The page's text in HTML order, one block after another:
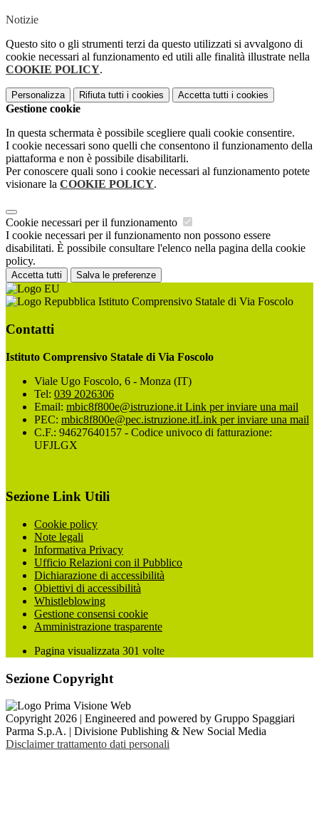
Notizie
Questo sito o gli strumenti terzi da questo utilizzati si avvalgono di
cookie necessari al funzionamento ed utili alle finalità illustrate nella
COOKIE POLICY.
Personalizza Rifiuta tutti i cookies Accetta tutti i cookies
Gestione cookie
In questa schermata è possibile scegliere quali cookie consentire.
I cookie necessari sono quelli che consentono il funzionamento della
piattaforma e non è possibile disabilitarli.
Per conoscere quali sono i cookie necessari al funzionamento potete
visionare la COOKIE POLICY.
Cookie necessari per il funzionamento
I cookie necessari per il funzionamento non possono essere
disabilitati. È possibile consultare l'elenco nella pagina della cookie
policy.
Accetta tutti Salva le preferenze
Istituto Comprensivo Statale di Via Foscolo
Contatti
Istituto Comprensivo Statale di Via Foscolo
Viale Ugo Foscolo, 6 - Monza (IT)
Tel: 039 2026306
Email: mbic8f800e@istruzione.it Link per inviare una mail
PEC: mbic8f800e@pec.istruzione.itLink per inviare una mail
C.F.: 94627640157 - Codice univoco di fatturazione:
UFJLGX
Sezione Link Utili
Cookie policy
Note legali
Informativa Privacy
Ufficio Relazioni con il Pubblico
Dichiarazione di accessibilità
Obiettivi di accessibilità
Whistleblowing
Gestione consensi cookie
Amministrazione trasparente
Pagina visualizzata 301 volte
Sezione Copyright
Copyright 2026 | Engineered and powered by Gruppo Spaggiari
Parma S.p.A. | Divisione Publishing & New Social Media
Disclaimer trattamento dati personali